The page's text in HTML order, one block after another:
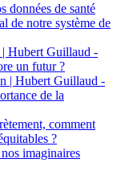
données de santé
de notre système de
Hubert Guillaud -
un futur ?
| Hubert Guillaud -
de la
comment
?
imaginaires